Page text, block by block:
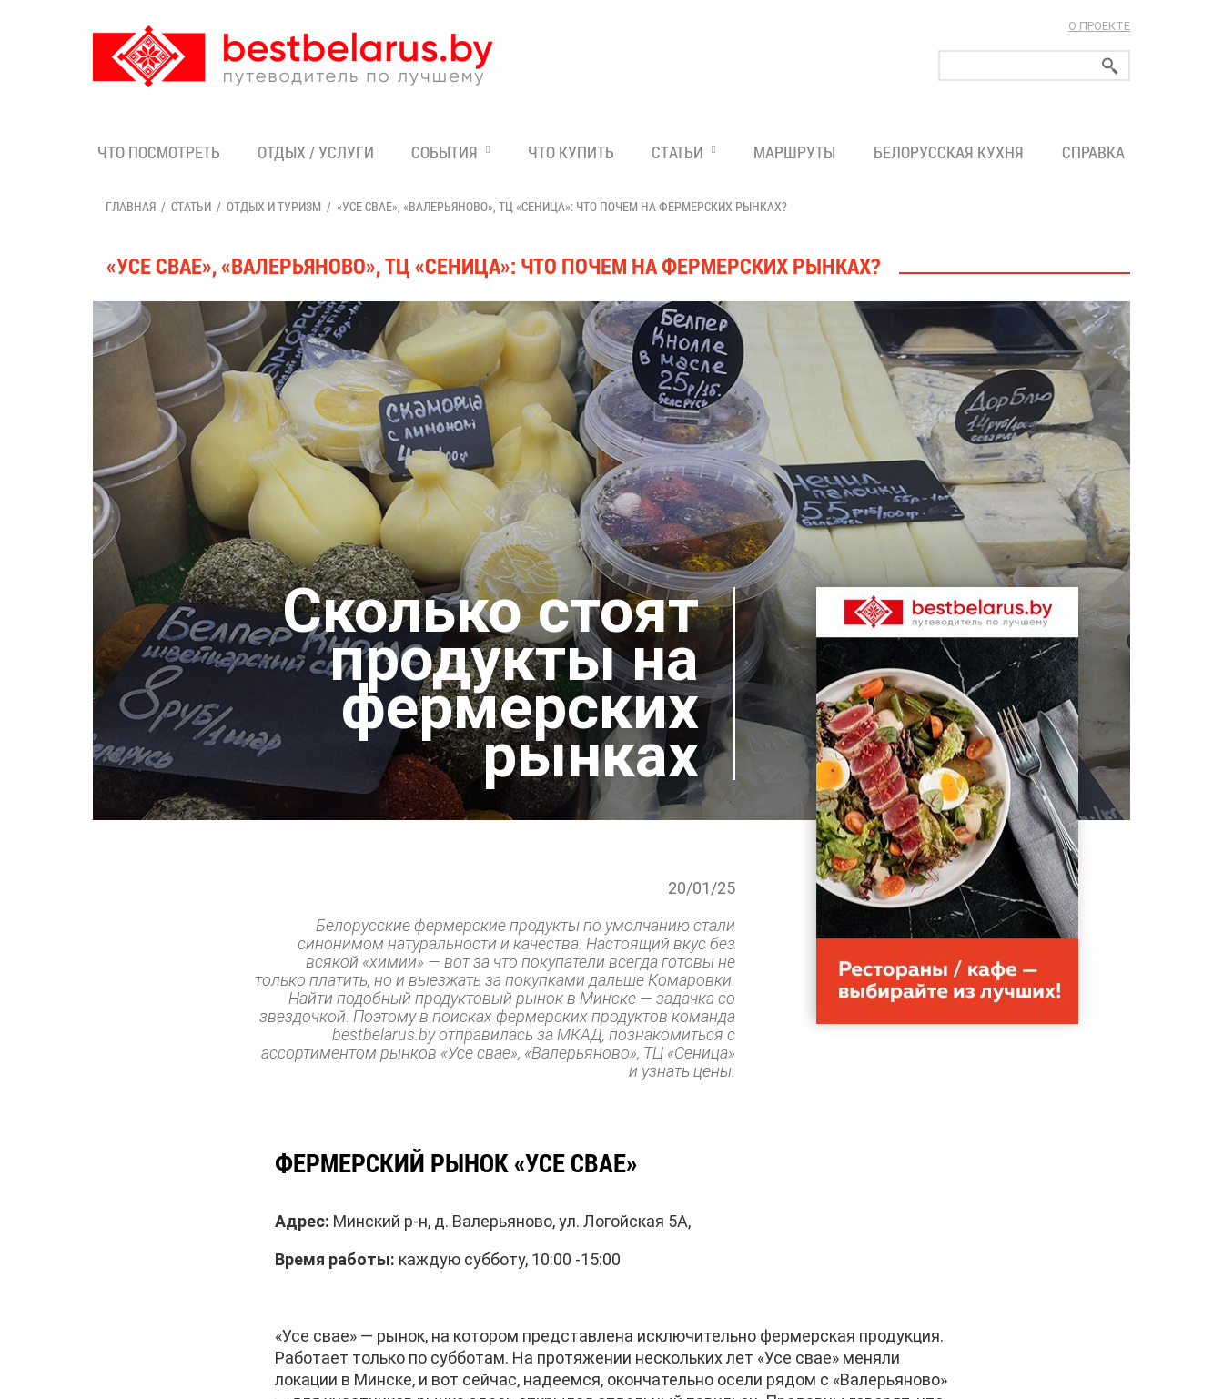
О ПРОЕКТЕ
ЧТО ПОСМОТРЕТЬ ОТДЫХ / УСЛУГИ СОБЫТИЯ ЧТО КУПИТЬ СТАТЬИ МАРШРУТЫ БЕЛОРУССКАЯ КУХНЯ СПРАВКА
ГЛАВНАЯ СТАТЬИ ОТДЫХ И ТУРИЗМ «УСЕ СВАЕ», «ВАЛЕРЬЯНОВО», ТЦ «СЕНИЦА»: ЧТО ПОЧЕМ НА ФЕРМЕРСКИХ РЫНКАХ?
«УСЕ СВАЕ», «ВАЛЕРЬЯНОВО», ТЦ «СЕНИЦА»: ЧТО ПОЧЕМ НА ФЕРМЕРСКИХ РЫНКАХ?
Сколько стоят
продукты на
фермерских
рынках
20/01/25
Белорусские фермерские продукты по умолчанию стали
синонимом натуральности и качества. Настоящий вкус без
всякой «химии» — вот за что покупатели всегда готовы не
только платить, но и выезжать за покупками дальше Комаровки.
Найти подобный продуктовый рынок в Минске — задачка со
звездочкой. Поэтому в поисках фермерских продуктов команда
bestbelarus.by отправилась за МКАД, познакомиться с
ассортиментом рынков «Усе свае», «Валерьяново», ТЦ «Сеница»
и узнать цены.
ФЕРМЕРСКИЙ РЫНОК «УСЕ СВАЕ»
Адрес: Минский р-н, д. Валерьяново, ул. Логойская 5А,
Время работы: каждую субботу, 10:00 -15:00
«Усе свае» — рынок, на котором представлена исключительно фермерская продукция.
Работает только по субботам. На протяжении нескольких лет «Усе свае» меняли
локации в Минске, и вот сейчас, надеемся, окончательно осели рядом с «Валерьяново»